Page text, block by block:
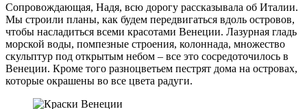
Сопровождающая, Надя, всю дорогу рассказывала об Италии.
Мы строили планы, как будем передвигаться вдоль островов,
чтобы насладиться всеми красотами Венеции. Лазурная гладь
морской воды, помпезные строения, колоннада, множество
скульптур под открытым небом – все это сосредоточилось в
Венеции. Кроме того разноцветьем пестрят дома на островах,
которые окрашены во все цвета радуги.